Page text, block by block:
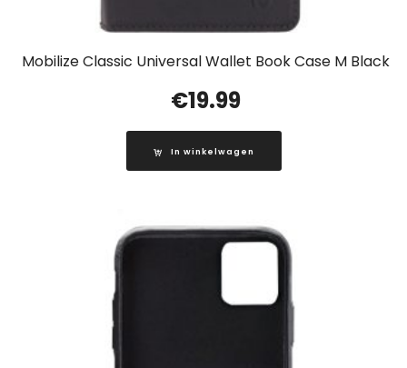
Mobilize Classic Universal Wallet Book Case M Black
€19.99
In winkelwagen